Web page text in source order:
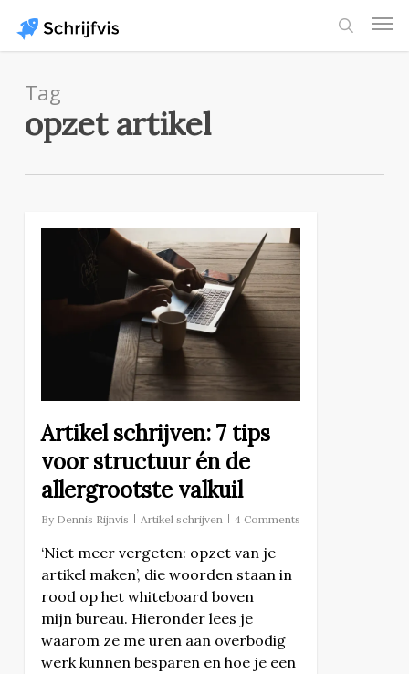
main
Tag
opzet artikel
Artikel schrijven: 7 tips
voor structuur én de
allergrootste valkuil
By Dennis Rijnvis Artikel schrijven 4 Comments
‘Niet meer vergeten: opzet van je
artikel maken’, die woorden staan in
rood op het whiteboard boven
mijn bureau. Hieronder lees je
waarom ze me uren aan overbodig
werk kunnen besparen en hoe je een